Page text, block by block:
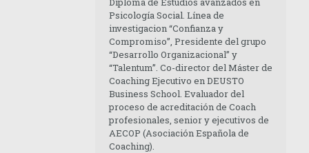
Psicología Social. Línea de
investigacion “Confianza y
Compromiso”, Presidente del grupo
“Desarrollo Organizacional” y
“Talentum”. Co-director del Máster de
Coaching Ejecutivo en DEUSTO
Business School. Evaluador del
proceso de acreditación de Coach
profesionales, senior y ejecutivos de
AECOP (Asociación Española de
Coaching).